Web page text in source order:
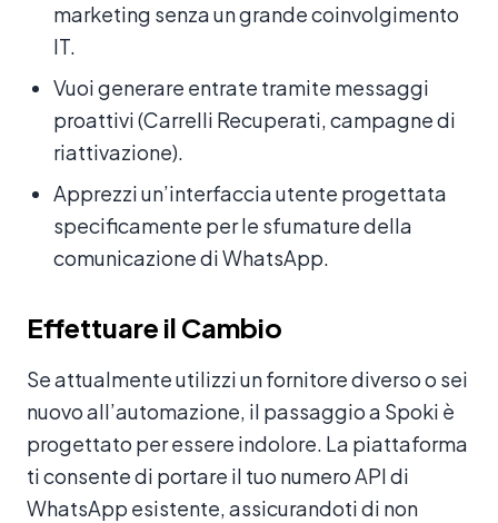
marketing senza un grande coinvolgimento
IT.
Vuoi generare entrate tramite messaggi
proattivi (Carrelli Recuperati, campagne di
riattivazione).
Apprezzi un’interfaccia utente progettata
specificamente per le sfumature della
comunicazione di WhatsApp.
Effettuare il Cambio
Se attualmente utilizzi un fornitore diverso o sei
nuovo all’automazione, il passaggio a Spoki è
progettato per essere indolore. La piattaforma
ti consente di portare il tuo numero API di
WhatsApp esistente, assicurandoti di non